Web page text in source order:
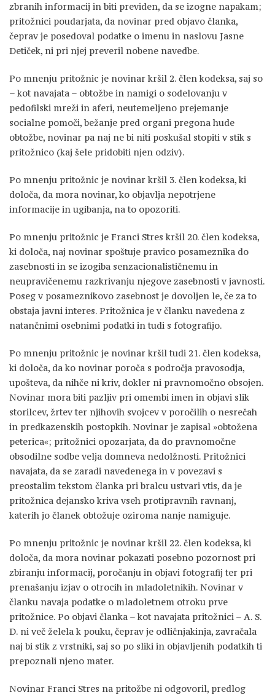
zbranih informacij in biti previden, da se izogne napakam;
pritožnici poudarjata, da novinar pred objavo članka,
čeprav je posedoval podatke o imenu in naslovu Jasne
Detiček, ni pri njej preveril nobene navedbe.
Po mnenju pritožnic je novinar kršil 2. člen kodeksa, saj so
– kot navajata – obtožbe in namigi o sodelovanju v
pedofilski mreži in aferi, neutemeljeno prejemanje
socialne pomoči, bežanje pred organi pregona hude
obtožbe, novinar pa naj ne bi niti poskušal stopiti v stik s
pritožnico (kaj šele pridobiti njen odziv).
Po mnenju pritožnic je novinar kršil 3. člen kodeksa, ki
določa, da mora novinar, ko objavlja nepotrjene
informacije in ugibanja, na to opozoriti.
Po mnenju pritožnic je Franci Stres kršil 20. člen kodeksa,
ki določa, naj novinar spoštuje pravico posameznika do
zasebnosti in se izogiba senzacionalističnemu in
neupravičenemu razkrivanju njegove zasebnosti v javnosti.
Poseg v posameznikovo zasebnost je dovoljen le, če za to
obstaja javni interes. Pritožnica je v članku navedena z
natančnimi osebnimi podatki in tudi s fotografijo.
Po mnenju pritožnic je novinar kršil tudi 21. člen kodeksa,
ki določa, da ko novinar poroča s področja pravosodja,
upošteva, da nihče ni kriv, dokler ni pravnomočno obsojen.
Novinar mora biti pazljiv pri omembi imen in objavi slik
storilcev, žrtev ter njihovih svojcev v poročilih o nesrečah
in predkazenskih postopkih. Novinar je zapisal »obtožena
peterica«; pritožnici opozarjata, da do pravnomočne
obsodilne sodbe velja domneva nedolžnosti. Pritožnici
navajata, da se zaradi navedenega in v povezavi s
preostalim tekstom članka pri bralcu ustvari vtis, da je
pritožnica dejansko kriva vseh protipravnih ravnanj,
katerih jo članek obtožuje oziroma nanje namiguje.
Po mnenju pritožnic je novinar kršil 22. člen kodeksa, ki
določa, da mora novinar pokazati posebno pozornost pri
zbiranju informacij, poročanju in objavi fotografij ter pri
prenašanju izjav o otrocih in mladoletnikih. Novinar v
članku navaja podatke o mladoletnem otroku prve
pritožnice. Po objavi članka – kot navajata pritožnici – A. S.
D. ni več želela k pouku, čeprav je odličnjakinja, zavračala
naj bi stik z vrstniki, saj so po sliki in objavljenih podatkih ti
prepoznali njeno mater.
Novinar Franci Stres na pritožbe ni odgovoril, predlog